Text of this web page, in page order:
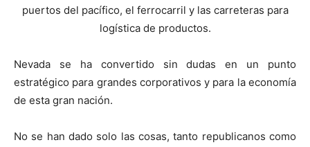
puertos del pacífico, el ferrocarril y las carreteras para
logística de productos.
Nevada se ha convertido sin dudas en un punto
estratégico para grandes corporativos y para la economía
de esta gran nación.
No se han dado solo las cosas, tanto republicanos como